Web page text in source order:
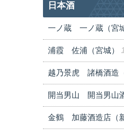
日本酒
一ノ蔵 一ノ蔵（宮
浦霞 佐浦（宮城）
越乃景虎 諸橋酒造
開当男山 開当男山
金鶴 加藤酒造店（